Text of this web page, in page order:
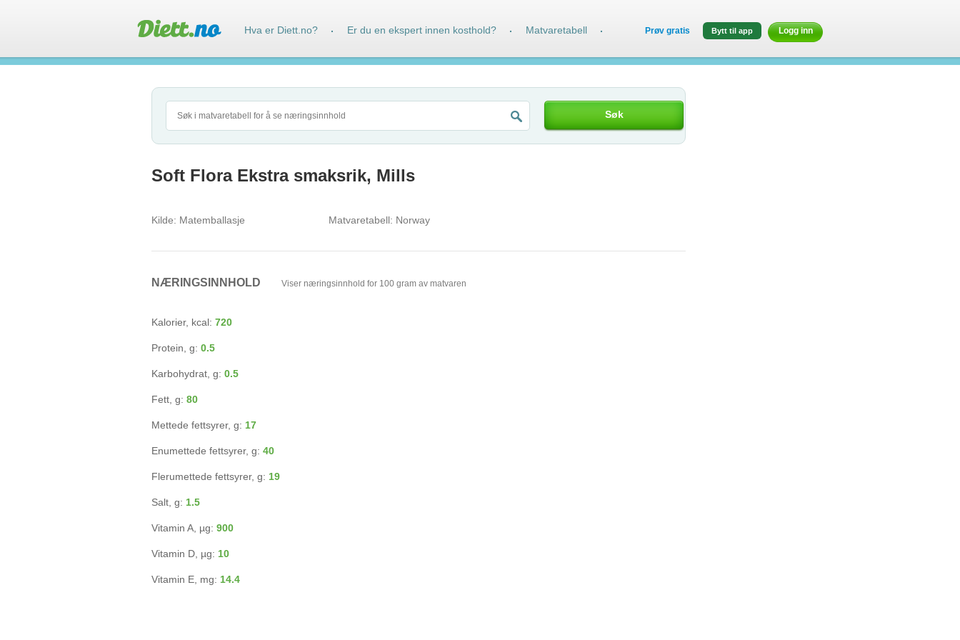
Søk
Soft Flora Ekstra smaksrik, Mills
Kilde: Matemballasje Matvaretabell: Norway
NÆRINGSINNHOLD Viser næringsinnhold for 100 gram av matvaren
Kalorier, kcal: 720
Protein, g: 0.5
Karbohydrat, g: 0.5
Fett, g: 80
Mettede fettsyrer, g: 17
Enumettede fettsyrer, g: 40
Flerumettede fettsyrer, g: 19
Salt, g: 1.5
Vitamin A, µg: 900
Vitamin D, µg: 10
Vitamin E, mg: 14.4
Hva er Diett.no? · Er du en ekspert innen kosthold? · Matvaretabell · Prøv gratis Bytt til app Logg inn